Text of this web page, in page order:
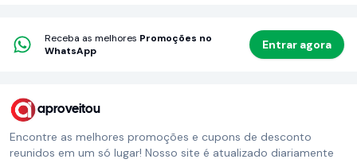
Receba as melhores Promoções no
WhatsApp
Entrar agora
aproveitou
Encontre as melhores promoções e cupons de desconto
reunidos em um só lugar! Nosso site é atualizado diariamente